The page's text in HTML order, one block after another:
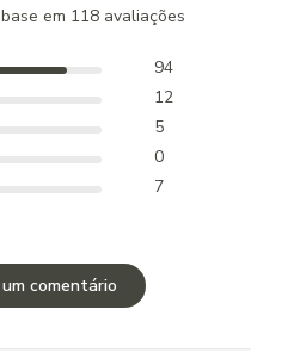
em 118 avaliações
94
12
5
0
7
comentário